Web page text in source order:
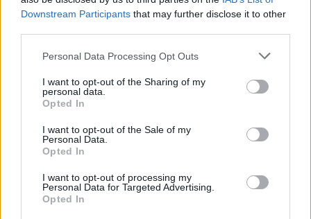
Downstream Participants that may further disclose it to other
Please note that this website/app uses one or more Google
not limited to your visit or usage behaviour. You may click to
grant or deny consent to Google and its third-party tags to
use your data for below specified purposes in below Google
consent section.
Personal Data Processing Opt Outs
I want to opt-out of the Sharing of my
personal data.
Opted In
I want to opt-out of the Sale of my
Personal Data.
Opted In
I want to opt-out of processing my
Personal Data for Targeted Advertising.
Opted In
Tarol a hőhullám Svájcban is, 80 éves
melegrekord dőlt meg
Nőtt az ipar, de gyengén muzsikált a
ELEMZÉSEK egy órája